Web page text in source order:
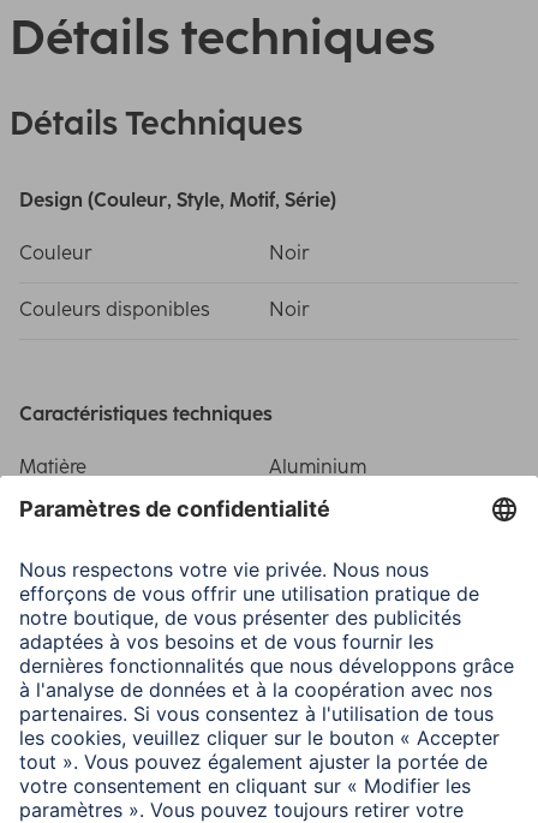
Détails techniques
Détails Techniques
Design (Couleur, Style, Motif, Série)
Couleur Noir
Couleurs disponibles Noir
Caractéristiques techniques
Matière Aluminium
Modèle Ecrans capacitifs
Dimensions
Longueur 116 mm
Domaines d'utilisations